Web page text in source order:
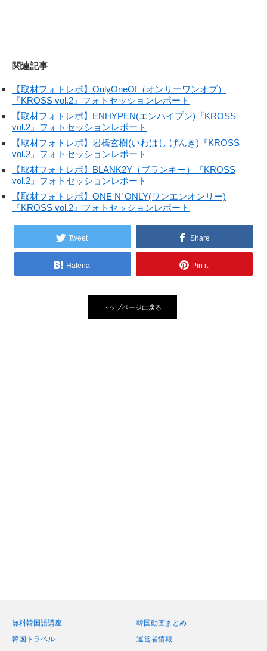
関連記事
【取材フォトレポ】OnlyOneOf（オンリーワンオブ）
『KROSS vol.2』フォトセッションレポート
【取材フォトレポ】ENHYPEN(エンハイプン)『KROSS
vol.2』フォトセッションレポート
【取材フォトレポ】岩橋玄樹(いわはし げんき)『KROSS
vol.2』フォトセッションレポート
【取材フォトレポ】BLANK2Y（ブランキー）『KROSS
vol.2』フォトセッションレポート
【取材フォトレポ】ONE N’ ONLY(ワンエンオンリー)
『KROSS vol.2』フォトセッションレポート
Tweet Share
Hatena Pin it
トップページに戻る
無料韓国語講座
韓国動画まとめ
韓国トラベル
運営者情報